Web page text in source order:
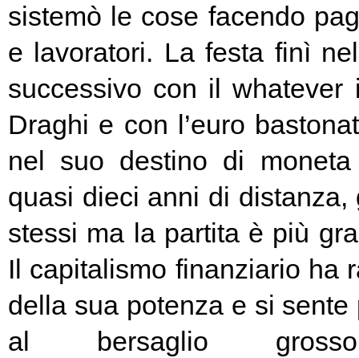
sistemò le cose facendo
e lavoratori. La festa finì
successivo con il whatever
Draghi e con l’euro
nel suo destino di
quasi dieci anni di
stessi ma la partita è più
Il capitalismo finanziario ha
della sua potenza e si sente
al bersaglio